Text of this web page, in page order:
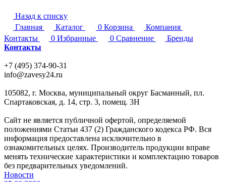
Назад к списку
Главная
Каталог 0 Корзина
Компания
Контакты
0 Избранные 0 Сравнение
Бренды
Контакты
+7 (495) 374-90-31
info@zavesy24.ru
105082, г. Москва, муниципальный округ Басманный, пл.
Спартаковская, д. 14, стр. 3, помещ. 3Н
Сайт не является публичной офертой, определяемой
положениями Статьи 437 (2) Гражданского кодекса РФ. Вся
информация предоставлена исключительно в
ознакомительных целях. Производитель продукции вправе
менять технические характеристики и комплектацию товаров
без предварительных уведомлений.
Новости